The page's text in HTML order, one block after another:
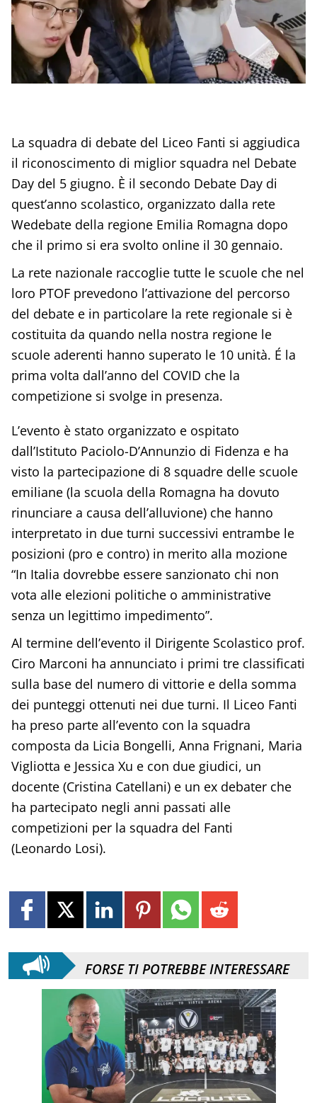
La squadra di debate del Liceo Fanti si aggiudica
il riconoscimento di miglior squadra nel Debate
Day del 5 giugno. È il secondo Debate Day di
quest’anno scolastico, organizzato dalla rete
Wedebate della regione Emilia Romagna dopo
che il primo si era svolto online il 30 gennaio.
La rete nazionale raccoglie tutte le scuole che nel
loro PTOF prevedono l’attivazione del percorso
del debate e in particolare la rete regionale si è
costituita da quando nella nostra regione le
scuole aderenti hanno superato le 10 unità. É la
prima volta dall’anno del COVID che la
competizione si svolge in presenza.
L’evento è stato organizzato e ospitato
dall’Istituto Paciolo-D’Annunzio di Fidenza e ha
visto la partecipazione di 8 squadre delle scuole
emiliane (la scuola della Romagna ha dovuto
rinunciare a causa dell’alluvione) che hanno
interpretato in due turni successivi entrambe le
posizioni (pro e contro) in merito alla mozione
“In Italia dovrebbe essere sanzionato chi non
vota alle elezioni politiche o amministrative
senza un legittimo impedimento”.
Al termine dell’evento il Dirigente Scolastico prof.
Ciro Marconi ha annunciato i primi tre classificati
sulla base del numero di vittorie e della somma
dei punteggi ottenuti nei due turni. Il Liceo Fanti
ha preso parte all’evento con la squadra
composta da Licia Bongelli, Anna Frignani, Maria
Vigliotta e Jessica Xu e con due giudici, un
docente (Cristina Catellani) e un ex debater che
ha partecipato negli anni passati alle
competizioni per la squadra del Fanti
(Leonardo Losi).
FORSE TI POTREBBE INTERESSARE